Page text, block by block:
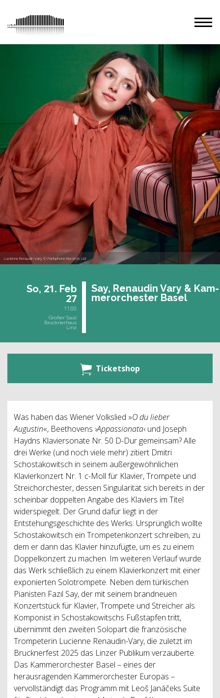
Lucienne Renaudin Vary © Parlophone Records Ltd
So, 21. Feb
27
11:00
Großer Saal
Brucknerhaus
Linz
Say, Ren­au­din Vary & Kam­
mer­or­ches­ter Basel
Ticketshop
Was haben das Wiener Volkslied »O du lieber
Augustin«, Beethovens ›Appassionata‹ und Joseph
Haydns Klaviersonate Nr. 50 D-Dur gemeinsam? Alle
drei Werke (und noch viele mehr) zitiert Dmitri
Schostakowitsch in seinem außergewöhnlichen
Klavierkonzert Nr. 1 c-Moll für Klavier, Trompete und
Streichorchester, dessen Singularität sich bereits in der
scheinbar doppelten Angabe des Klaviers im Titel
widerspiegelt. Der Grund dafür liegt in der
Entstehungsgeschichte des Werks: Ursprünglich wollte
Schostakowitsch ein Trompetenkonzert schreiben, zu
dem er dann das Klavier hinzufügte, um es zu einem
Doppelkonzert zu machen. Im weiteren Verlauf wurde
das Werk schließlich zu einem Klavierkonzert mit einer
exponierten Solotrompete. Neben dem türkischen
Pianisten Fazıl Say, der mit seinem brandneuen
Konzertstück für Klavier, Trompete und Streicher als
Komponist in Schostakowitschs Fußstapfen tritt,
übernimmt den zweiten Solopart die französische
Trompeterin Lucienne Renaudin-Vary, die zuletzt im
Brucknerfest 2025 das Linzer Publikum verzauberte.
Das Kammerorchester Basel – eines der
herausragenden Kammerorchester Europas –
vervollständigt das Programm mit Leoš Janáčeks Suite